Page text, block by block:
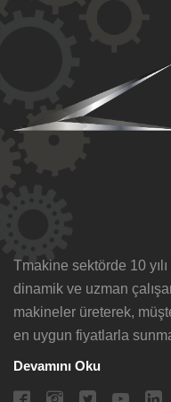
Tmakine sektörde 10
dinamik ve uzman
makineler üreterek,
en uygun fiyatlarla
Devamını Oku